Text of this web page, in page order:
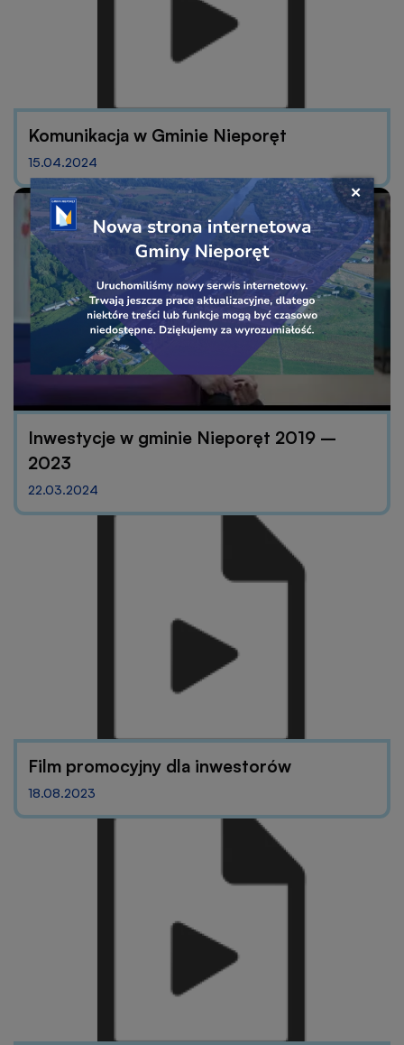
Przejdź
do
linku
banera
okno
popup
Komunikacja w Gminie Nieporęt
15.04.2024
Inwestycje w gminie Nieporęt 2019 –
2023
22.03.2024
Film promocyjny dla inwestorów
18.08.2023